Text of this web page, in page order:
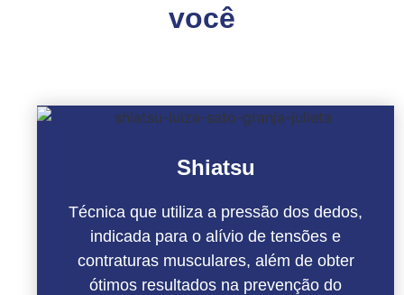
você
Shiatsu
Técnica que utiliza a pressão dos dedos,
indicada para o alívio de tensões e
contraturas musculares, além de obter
ótimos resultados na prevenção do